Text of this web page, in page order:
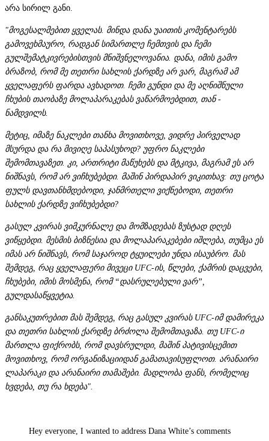
არა სირილ განი.
"მოგესალმებით ყველას. მინდა დანა უაითის კომენტარებს
გამოვეხმაურო, რადგან სიმართლე ჩემთვის და ჩემი
გულშემატკივრებისთვის მნიშვნელოვანია. დანა, იმის გამო
ბრაზობ, რომ მე თეთრი სახლის ქარდზე არ ვარ, მაგრამ ამ
ყველაფერს ფარდა ავხადოთ. ჩემი გუნდი და მე აღნიშნული
ჩხუბის თაობაზე მოლაპარაკებას ვაწარმოებდით, თან -
ნამდვილს.
მეტიც, იმაზე ნაკლები თანხა მოვითხოვე, ვიდრე პირველად
მსურდა და რა მივიღე საპასუხოდ? უფრო ნაკლები
შემომთავაზეთ. კი, ართრიტი მაწუხებს და მტკივა, მაგრამ ეს არ
ნიშნავს, რომ არ ვიჩხუბებდი. მაშინ პირდაპირ ვიკითხავ: თუ ცოტა
ფულს დავთანხმდებოდი, ჯანმრთელი ვიქნებოდი, თეთრი
სახლის ქარდზე ვიჩხუბებდი?
გასულ კვირას ვიმკურნალე და მომზადებას ზუსტად დღეს
ვიწყებდი. მესმის ბიზნესია და მოლაპარაკებები იშლება, თუმცა ეს
იმას არ ნიშნავს, რომ საჯაროდ ტყუილები უნდა ისაუბრო. მას
შემდეგ, რაც ყველაფერი მივეცი UFC-ის, წლები, ქამრის დაცვები,
ჩხუბები, იმის მოსმენა, რომ “დასრულებული ვარ”,
გულდასაწყვეტია.
განსაკუთრებით მას შემდეგ, რაც გასულ კვირას UFC-იმ დამირეკა
და თეთრი სახლის ქარდზე ბრძოლა შემომთავაზა. თუ UFC-ი
მართლა ფიქრობს, რომ დავსრულდი, მაშინ პატივისცემით
მოვითხოვ, რომ ორგანიზაციიდან გამათავისუფლოთ. არანაირი
ლაპარაკი და არანაირი თამაშები. მადლობა ფანს, რომელიც
ხვდება, თუ რა ხდება".
Hey everyone, I wanted to address Dana White’s comments